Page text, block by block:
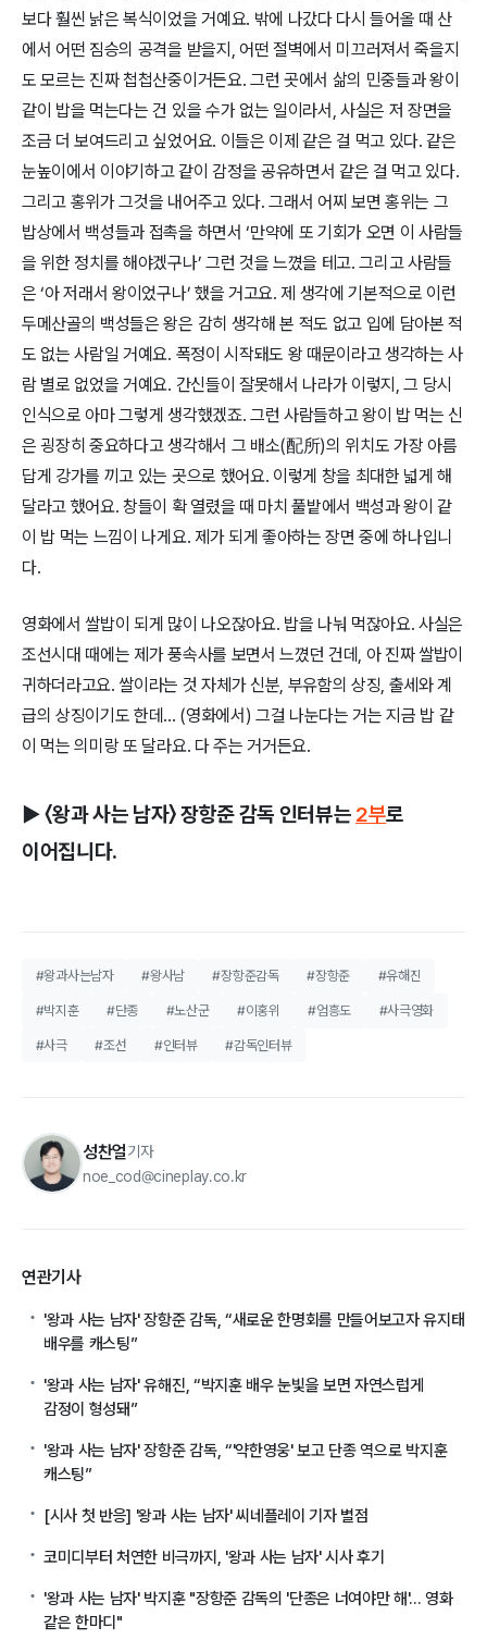
보다 훨씬 낡은 복식이었을 거예요. 밖에 나갔다 다시 들어올 때 산
에서 어떤 짐승의 공격을 받을지, 어떤 절벽에서 미끄러져서 죽을지
도 모르는 진짜 첩첩산중이거든요. 그런 곳에서 삶의 민중들과 왕이
같이 밥을 먹는다는 건 있을 수가 없는 일이라서, 사실은 저 장면을
조금 더 보여드리고 싶었어요. 이들은 이제 같은 걸 먹고 있다. 같은
눈높이에서 이야기하고 같이 감정을 공유하면서 같은 걸 먹고 있다.
그리고 홍위가 그것을 내어주고 있다. 그래서 어찌 보면 홍위는 그
밥상에서 백성들과 접촉을 하면서 ‘만약에 또 기회가 오면 이 사람들
을 위한 정치를 해야겠구나’ 그런 것을 느꼈을 테고. 그리고 사람들
은 ‘아 저래서 왕이었구나’ 했을 거고요. 제 생각에 기본적으로 이런
두메산골의 백성들은 왕은 감히 생각해 본 적도 없고 입에 담아본 적
도 없는 사람일 거예요. 폭정이 시작돼도 왕 때문이라고 생각하는 사
람 별로 없었을 거예요. 간신들이 잘못해서 나라가 이렇지, 그 당시
인식으로 아마 그렇게 생각했겠죠. 그런 사람들하고 왕이 밥 먹는 신
은 굉장히 중요하다고 생각해서 그 배소(配所)의 위치도 가장 아름
답게 강가를 끼고 있는 곳으로 했어요. 이렇게 창을 최대한 넓게 해
달라고 했어요. 창들이 확 열렸을 때 마치 풀밭에서 백성과 왕이 같
이 밥 먹는 느낌이 나게요. 제가 되게 좋아하는 장면 중에 하나입니
다.
영화에서 쌀밥이 되게 많이 나오잖아요. 밥을 나눠 먹잖아요. 사실은
조선시대 때에는 제가 풍속사를 보면서 느꼈던 건데, 아 진짜 쌀밥이
귀하더라고요. 쌀이라는 것 자체가 신분, 부유함의 상징, 출세와 계
급의 상징이기도 한데... (영화에서) 그걸 나눈다는 거는 지금 밥 같
이 먹는 의미랑 또 달라요. 다 주는 거거든요.
▶ 〈왕과 사는 남자〉 장항준 감독 인터뷰는 2부로
이어집니다.
#왕과사는남자 #왕사남 #장항준감독 #장항준 #유해진
#박지훈 #단종 #노산군 #이홍위 #엄흥도 #사극영화
#사극 #조선 #인터뷰 #감독인터뷰
성찬얼기자
noe_cod@cineplay.co.kr
연관기사
'왕과 사는 남자' 장항준 감독, “새로운 한명회를 만들어보고자 유지태
배우를 캐스팅”
'왕과 사는 남자' 유해진, “박지훈 배우 눈빛을 보면 자연스럽게
감정이 형성돼”
'왕과 사는 남자' 장항준 감독, “'약한영웅' 보고 단종 역으로 박지훈
캐스팅”
[시사 첫 반응] '왕과 사는 남자' 씨네플레이 기자 별점
코미디부터 처연한 비극까지, '왕과 사는 남자' 시사 후기
'왕과 사는 남자' 박지훈 "장항준 감독의 '단종은 너여야만 해'... 영화
같은 한마디"